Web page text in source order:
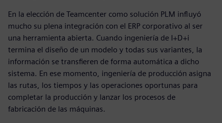
En la elección de Teamcenter como solución PLM influyó
mucho su plena integración con el ERP corporativo al ser
una herramienta abierta. Cuando ingeniería de I+D+i
termina el diseño de un modelo y todas sus variantes, la
información se transfieren de forma automática a dicho
sistema. En ese momento, ingeniería de producción asigna
las rutas, los tiempos y las operaciones oportunas para
completar la producción y lanzar los procesos de
fabricación de las máquinas.